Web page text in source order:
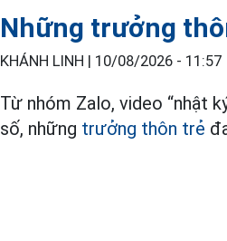
Những trưởng
KHÁNH LINH | 10/08/2026 - 11:57
Từ nhóm Zalo, video “nhật
số, những trưởng thôn trẻ